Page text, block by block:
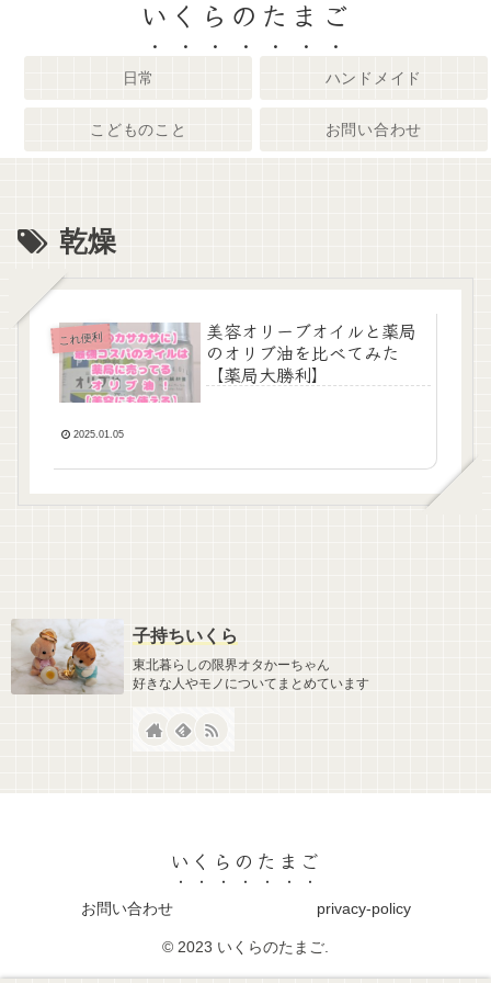
いくらのたまご
日常 ハンドメイド
こどものこと お問い合わせ
乾燥
これ便利
美容オリーブオイルと薬局
のオリブ油を比べてみた
【薬局大勝利】
2025.01.05
子持ちいくら
東北暮らしの限界オタかーちゃん
好きな人やモノについてまとめています
いくらのたまご
お問い合わせ privacy-policy
© 2023 いくらのたまご.